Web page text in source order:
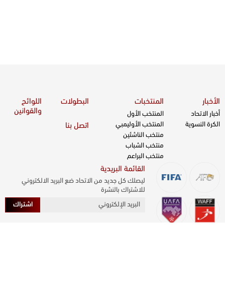
الأخبار
أخبار الاتحاد
الكرة النسوية
المنتخبات
المنتخب الأول
المنتخب الأوليمبي
منتخب الناشئين
منتخب الشباب
منتخب البراعم
البطولات
اللوائح
والقوانين
اتصل بنا
القائمة البريدية
ليصلك كل جديد من الاتحاد ضع البريد الالكتروني
للاشتراك بالنشرة
اشتراك